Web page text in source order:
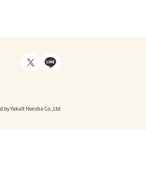
by Yakult Honsha Co.,Ltd